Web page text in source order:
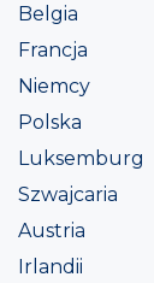
Belgia
Francja
Niemcy
Polska
Luksemburg
Szwajcaria
Austria
Irlandii